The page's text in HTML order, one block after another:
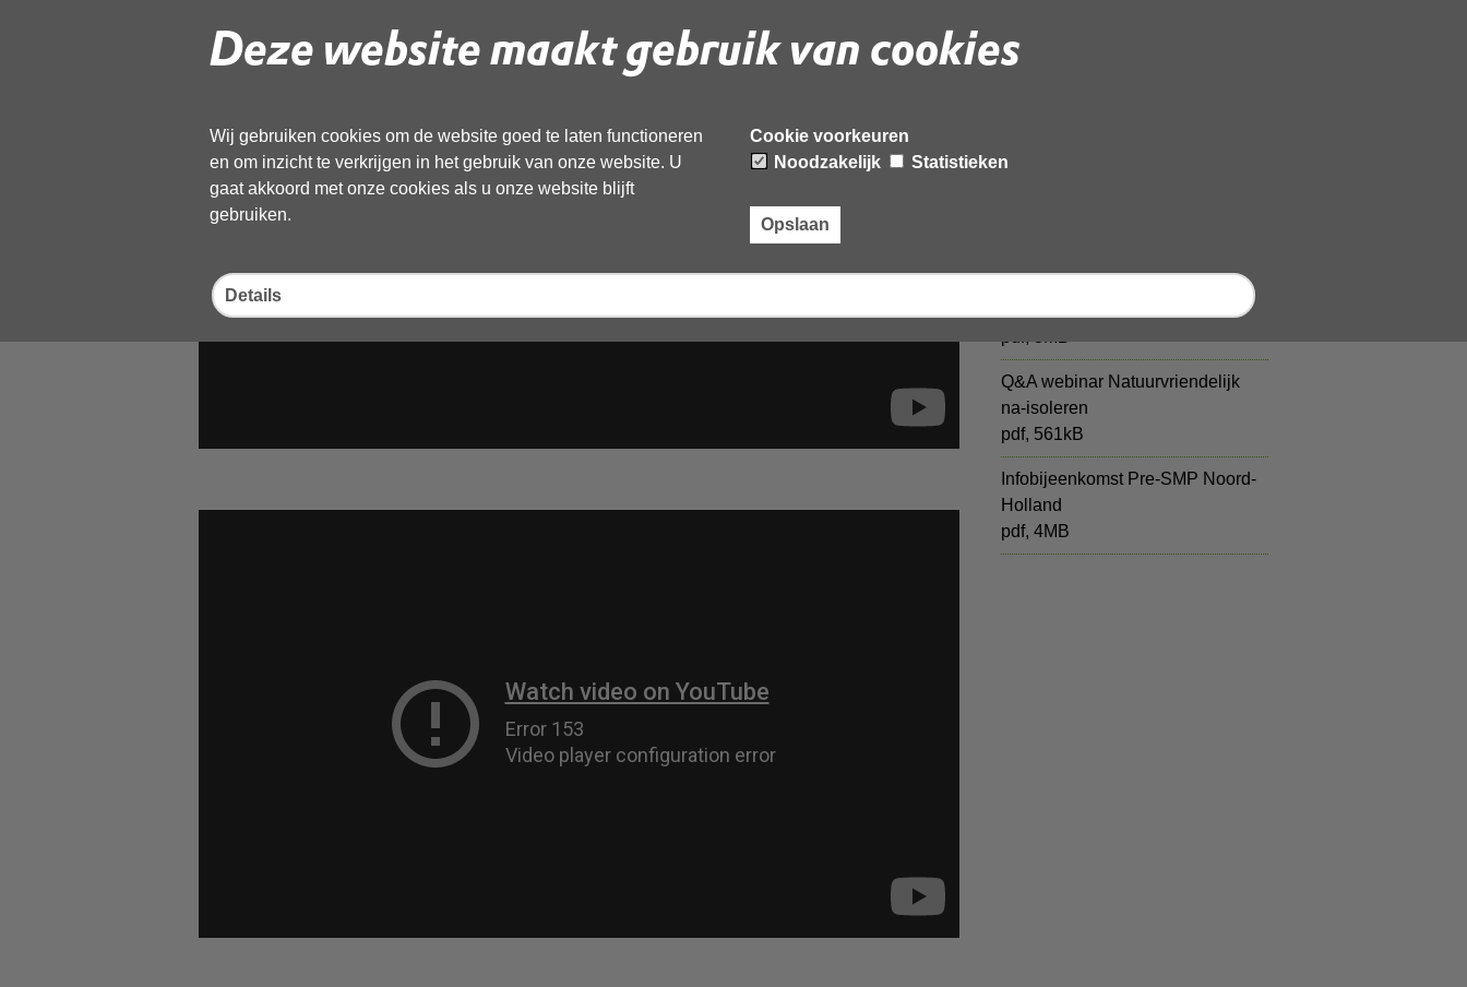
Deze website maakt gebruik van cookies
Wij gebruiken cookies om de website goed te laten functioneren
en om inzicht te verkrijgen in het gebruik van onze website. U
gaat akkoord met onze cookies als u onze website blijft
gebruiken.
Cookie voorkeuren
Noodzakelijk
Statistieken
Opslaan
Details
Q&A natuurvriendelijk isoleren
SMP-systematiek provincie
natuur en verduurzaming hand in
Q&A webinar Natuurvriendelijk
na-isoleren
pdf, 561kB
Infobijeenkomst Pre-SMP Noord-
Holland
pdf, 4MB